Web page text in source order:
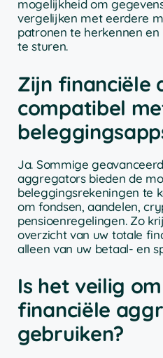
mogelijkheid om
vergelijken met eerdere
patronen te herkennen
te sturen.
Zijn financiële
compatibel
Ja. Sommige
aggregators bieden de
beleggingsrekeningen te
om fondsen, aandelen,
pensioenregelingen. Zo
overzicht van uw totale
alleen van uw betaal- en
Is het veilig
financiële
gebruiken?